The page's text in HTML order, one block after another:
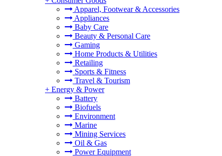
Apparel, Footwear & Accessories
Appliances
Baby Care
Beauty & Personal Care
Gaming
Home Products & Utilities
Retailing
Sports & Fitness
Travel & Tourism
+ Energy & Power
Battery
Biofuels
Environment
Marine
Mining Services
Oil & Gas
Power Equipment